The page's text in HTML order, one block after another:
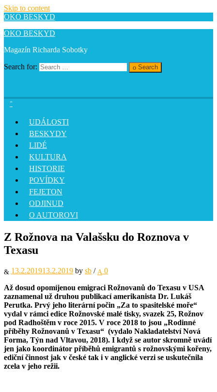
Skip to content
OKO BESKYD
OKO BESKYD
Magazín Richarda Sobotky
Search for: Search
UDÁLOSTI
BESKYDY
LIDÉ
KULTURA
HISTORIE
POVÍDKY
FEJETON
ODJINUD
O AUTOROVI
Z Rožnova na Valašsku do Roznova v
Texasu
13.2.201913.2.2019 by sb / 0
Až dosud opomíjenou emigraci Rožnovanů do Texasu v USA
zaznamenal už druhou publikací amerikanista Dr. Lukáš
Perutka. Prvý jeho literární počin „Za to spasitelské moře“
vydal v rámci edice Rožnovské malé tisky, svazek 25, Rožnov
pod Radhoštěm v roce 2015. V roce 2018 to jsou „Rodinné
příběhy Rožnovanů v Texasu“ (vydalo Nakladatelství Nová
Forma, Týn nad Vltavou, 2018). I když se autor skromně uvádí
jen jako koordinátor příběhů emigrantů s rožnovskými kořeny,
ediční činnost jak v české tak i v anglické verzi se uskutečnila
zcela v jeho režii.